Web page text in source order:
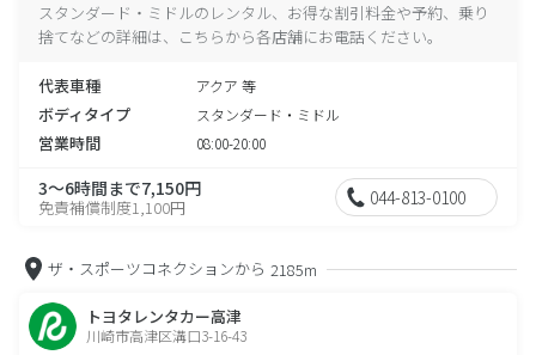
スタンダード・ミドルのレンタル、お得な割引料金や予約、乗り
捨てなどの詳細は、こちらから各店舗にお電話ください。
代表車種 アクア 等
ボディタイプ スタンダード・ミドル
営業時間 08:00-20:00
3～6時間まで7,150円
免責補償制度1,100円 044-813-0100
ザ・スポーツコネクションから 2185m
トヨタレンタカー高津
川崎市高津区溝口3-16-43